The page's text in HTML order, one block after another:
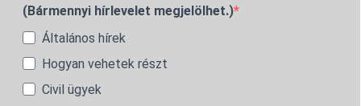
(Bármennyi hírlevelet megjelölhet.)
Általános hírek
Hogyan vehetek részt
Civil ügyek